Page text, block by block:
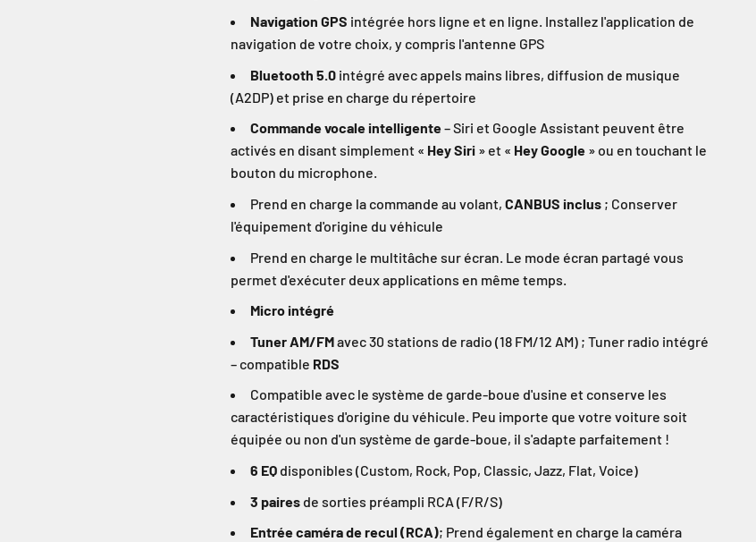
Navigation GPS intégrée hors ligne et en ligne. Installez l'application de
navigation de votre choix, y compris l'antenne GPS
Bluetooth 5.0 intégré avec appels mains libres, diffusion de musique
(A2DP) et prise en charge du répertoire
Commande vocale intelligente– Siri et Google Assistant peuvent être
activés en disant simplement « Hey Siri » et « Hey Google » ou en touchant le
bouton du microphone.
Prend en charge la commande au volant, CANBUS inclus ; Conserver
l'équipement d'origine du véhicule
Prend en charge le multitâche sur écran. Le mode écran partagé vous
permet d'exécuter deux applications en même temps.
Micro intégré
Tuner AM/FMavec 30 stations de radio (18 FM/12 AM) ; Tuner radio intégré
– compatible RDS
Compatible avec le système de garde-boue d'usine et conserve les
caractéristiques d'origine du véhicule. Peu importe que votre voiture soit
équipée ou non d'un système de garde-boue, il s'adapte parfaitement !
6 EQ disponibles (Custom, Rock, Pop, Classic, Jazz, Flat, Voice)
3 paires de sorties préampli RCA (F/R/S)
Entrée caméra de recul (RCA); Prend également en charge la caméra